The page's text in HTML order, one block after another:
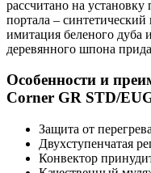
рассчитано на
портала – синтетический
имитация беленого дуба
деревянного шпона
Особенности и
Corner GR STD/
Защита от перегрева
Двухступенчатая
Конвектор